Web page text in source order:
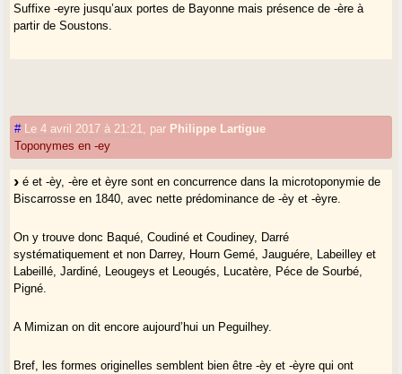
Suffixe -eyre jusqu’aux portes de Bayonne mais présence de -ère à
partir de Soustons.
# Le 4 avril 2017 à 21:21 par Philippe Lartigue
Toponymes en -ey
é et -èy, -ère et èyre sont en concurrence dans la microtoponymie de
Biscarrosse en 1840, avec nette prédominance de -èy et -èyre.
On y trouve donc Baqué, Coudiné et Coudiney, Darré
systématiquement et non Darrey, Hourn Gemé, Jauguére, Labeilley et
Labeillé, Jardiné, Leougeys et Leougés, Lucatère, Péce de Sourbé,
Pigné.
A Mimizan on dit encore aujourd’hui un Peguilhey.
Bref, les formes originelles semblent bien être -èy et -èyre qui ont